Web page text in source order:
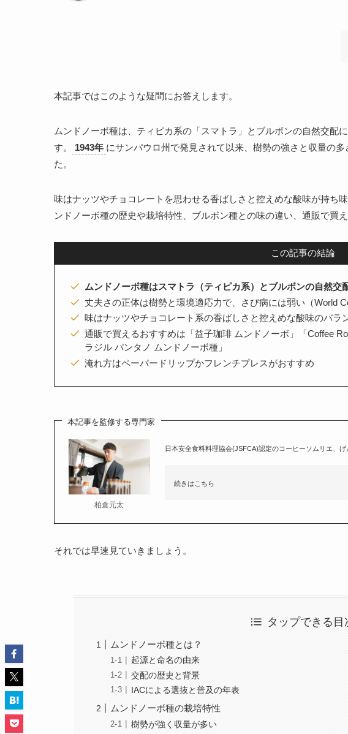
本記事ではこのような疑問にお答えします。
ムンドノーボ種は、ティピカ系の「スマトラ」とブルボンの自然交配
す。
1943年 にサンパウロ州で発見されて以来、樹勢の強さと収量の
た。
味はナッツやチョコレートを思わせる香ばしさと控えめな酸味が持ち
ンドノーボ種の歴史や栽培特性、ブルボン種との味の違い、通販で買
この記事の結論
ムンドノーボ種はスマトラ（ティピカ系）とブルボンの自然交
丈夫さの正体は樹勢と環境適応力で、さび病には弱い（World
味はナッツやチョコレート系の香ばしさと控えめな酸味のバラ
通販で買えるおすすめは「益子珈琲 ムンドノーボ」「Coffee
ラジル パンタノ ムンドノーボ種」
淹れ方はペーパードリップかフレンチプレスがおすすめ
本記事を監修する専門家
柏倉元太
日本安全食料料理協会(JSFCA)認定のコーヒーソムリエ、げ
続きはこちら
それでは早速見ていきましょう。
タップできる目
ムンドノーボ種とは？
起源と命名の由来
交配の歴史と背景
IACによる選抜と普及の年表
ムンドノーボ種の栽培特性
樹勢が強く収量が多い